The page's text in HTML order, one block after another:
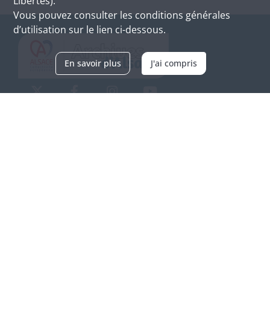
Vous pouvez consulter les conditions générales
d’utilisation sur le lien ci-dessous.
En savoir plus J'ai compris